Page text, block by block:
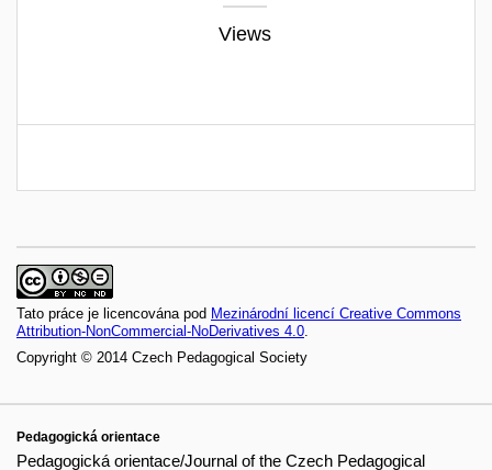
Views
Tato práce je licencována pod Mezinárodní licencí Creative Commons
Attribution-NonCommercial-NoDerivatives 4.0.
Copyright © 2014 Czech Pedagogical Society
Pedagogická orientace
Pedagogická orientace/Journal of the Czech Pedagogical